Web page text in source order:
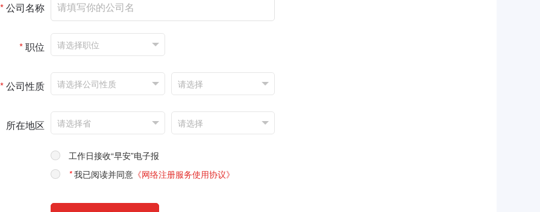
*公司名称
*职位
*公司性质
所在地区
工作日接收“早安”电子报
*我已阅读并同意 《网络注册服务使用协议》